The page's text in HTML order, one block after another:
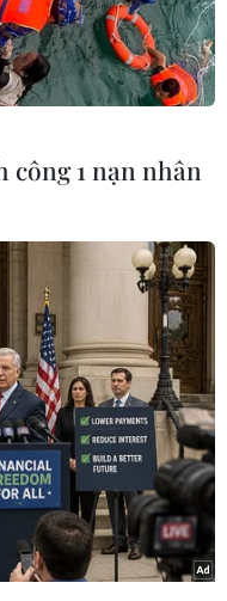
sản phẩm nhựa
sự kiện và lễ hội
tổ chức và có
việc sử dụng
vệ môi trường.
trung tâm y tế lớn
tâm Y tế
các hộp đựng
trong khi Bệnh
thiệu các thùng
tháng này.
ngoái, Trung tâm
còn sử dụng đồ
công 1 nạn nhân